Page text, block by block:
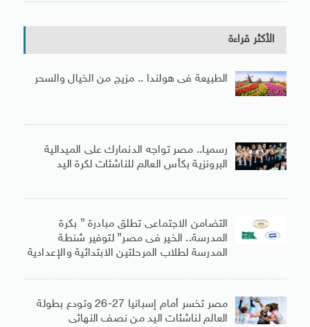
الأكثر قراءة
الطبيعة فى هولندا .. مزيج من الخيال والسحر
رسميا.. مصر تواجه الدنمارك على الميدالية
البرونزية بكأس العالم للناشئات لكرة اليد
التضامن الاجتماعى تطلق مبادرة ” بكرة
المدرسة.. الخير فى مصر” لتوفير شنطة
المدرسة لطلاب المرحلتين الابتدائية والإعدادية
مصر تخسر أمام إسبانيا 27-26 وتودع بطولة
العالم لناشئات اليد من نصف النهائى